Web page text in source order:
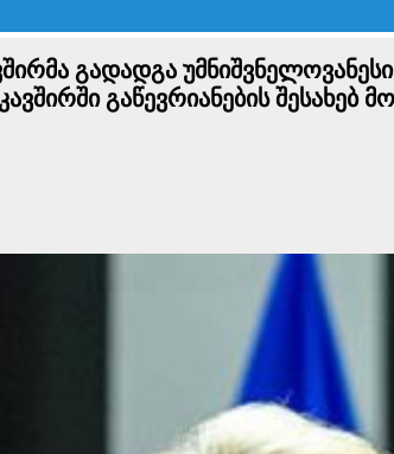
გადადგა
გაწევრიანების შესახებ